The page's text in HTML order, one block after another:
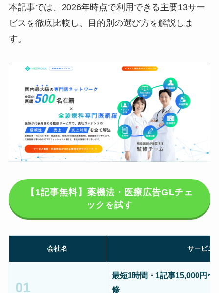
本記事では、2026年時点で利用できる主要13サー
ビスを徹底比較し、目的別の選び方を解説しま
す。
【1記事無料】薬機法・医療広告GLチェ
ックを試す
会社名 サービス
01
最短1時間・1記事15,000円〜
修